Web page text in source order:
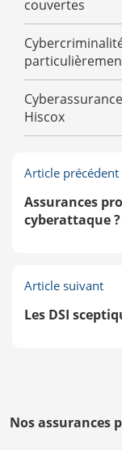
couvertes
Hiscox
Article précédent
Assurances
cyberattaque ?
Article suivant
Les DSI
Nos assurances